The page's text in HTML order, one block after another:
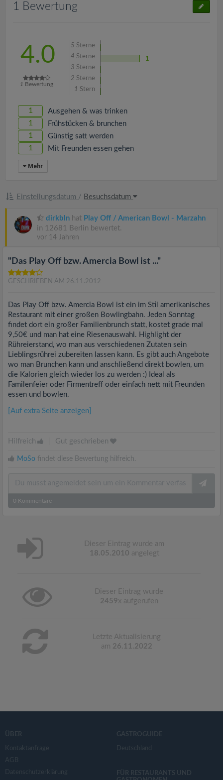
1 Bewertung
4.0
1 Bewertung
5 Sterne
4 Sterne
1
3 Sterne
2 Sterne
1 Stern
1 Ausgehen & was trinken
1 Frühstücken & brunchen
1 Günstig satt werden
1 Mit Freunden essen gehen
Mehr
Einstellungsdatum / Besuchsdatum
dirkbln hat Play Off / American Bowl - Marzahn
in 12681 Berlin bewertet.
vor 14 Jahren
"Das Play Off bzw. Amercia Bowl ist ..."
GESCHRIEBEN AM 26.11.2012
Das Play Off bzw. Amercia Bowl ist ein im Stil amerikanisches
Restaurant mit einer großen Bowlingbahn. Jeden Sonntag
findet dort ein großer Familienbrunch statt, kostet grade mal
9,50€ und man hat eine Riesenauswahl. Highlight der
Rühreierstand, wo man aus verschiedenen Zutaten sein
Lieblingsrührei zubereiten lassen kann. Es gibt auch Angebote
wo man Brunchen kann und anschließend direkt bowlen, um
die Kalorien gleich wieder los zu werden :) Ideal als
Familenfeier oder Firmentreff oder einfach nett mit Freunden
essen und bowlen.
[Auf extra Seite anzeigen]
Hilfreich Gut geschrieben
MoSo findet diese Bewertung hilfreich.
0 Kommentare
Dieser Eintrag wurde am
18.05.2010 angelegt
Dieser Eintrag wurde
2459x aufgerufen
Letzte Aktualisierung
am 26.11.2022
ÜBER
Kontaktanfrage
AGB
Datenschutzerklärung
GASTROGUIDE
Deutschland
FÜR RESTAURANTS UND